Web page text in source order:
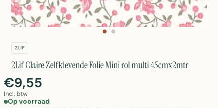
2LIF
2Lif Claire Zelfklevende Folie Mini rol multi 45cmx2mtr
€9,55
Incl. btw
Op voorraad